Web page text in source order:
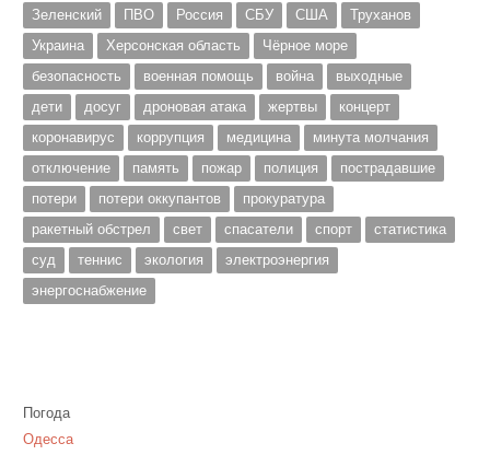
Зеленский
ПВО Россия СБУ США
Труханов
Украина
Херсонская область
Чёрное море
безопасность
военная помощь война
выходные
дети
досуг дроновая атака жертвы
концерт
коронавирус
коррупция медицина
минута молчания
отключение
память пожар полиция
пострадавшие
потери
потери оккупантов
прокуратура
ракетный обстрел
свет спасатели спорт
статистика
суд
теннис экология
электроэнергия
энергоснабжение
Погода
Одесса